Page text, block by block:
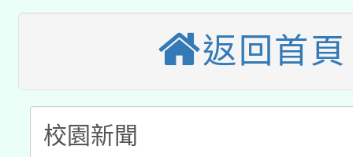
本館辦理115年度閱讀
暨閱讀推動專業研習
科技賦能─人工智慧
礎課程
A3數位素養講師名單
「數位內容與教學軟體
返回首頁